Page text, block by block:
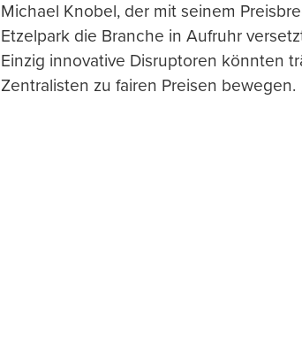
Michael Knobel, der mit seinem
Etzelpark die Branche in Aufruhr
Einzig innovative Disruptoren könnten
Zentralisten zu fairen Preisen bewegen.